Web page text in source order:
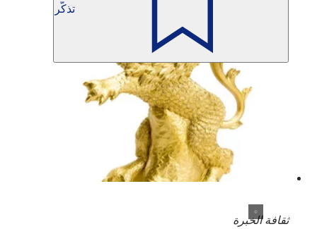
تذكّر
ثقافة الخبرة